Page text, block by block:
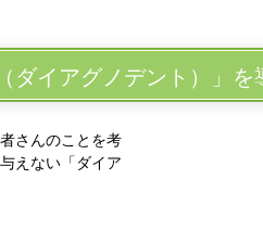
ダイアグノデント）」を
さんのことを考
えない「ダイア